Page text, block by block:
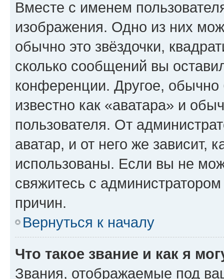
Вместе с именем
изображения. Одно из них
обычно это звёздочки,
сколько сообщений вы
конференции. Другое,
известно как «аватара» и
пользователя. От
аватар, и от него же зависит,
использованы. Если вы не
свяжитесь с
причин.
Вернуться к началу
Что такое звание и как я
Звания, отображаемые под